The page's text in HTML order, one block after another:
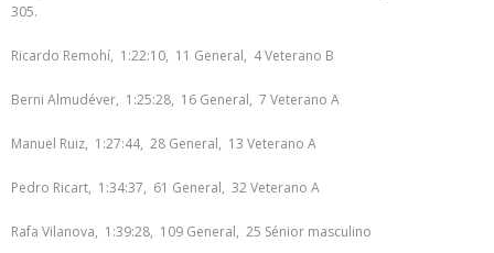
305.
Ricardo Remohí, 1:22:10, 11 General, 4 Veterano B
Berni Almudéver, 1:25:28, 16 General, 7 Veterano A
Manuel Ruiz, 1:27:44, 28 General, 13 Veterano A
Pedro Ricart, 1:34:37, 61 General, 32 Veterano A
Rafa Vilanova, 1:39:28, 109 General, 25 Sénior masculino